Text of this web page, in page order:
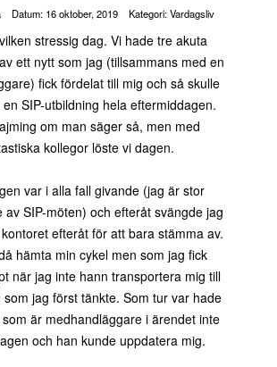
Datum: 16 oktober, 2019 Kategori:Vardagsliv
stressig dag. Vi hade tre akuta
ett nytt som jag (tillsammans med en
fick fördelat till mig och så skulle
SIP-utbildning hela eftermiddagen.
om man säger så, men med
kollegor löste vi dagen.
var i alla fall givande (jag är stor
av SIP-möten) och efteråt svängde jag
efteråt för att bara stämma av.
hämta min cykel men som jag fick
när jag inte hann transportera mig till
som jag först tänkte. Som tur var hade
är medhandläggare i ärendet inte
och han kunde uppdatera mig.